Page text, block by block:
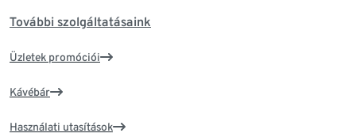
További szolgáltatásaink
Üzletek promóciói
Kávébár
Használati utasítások